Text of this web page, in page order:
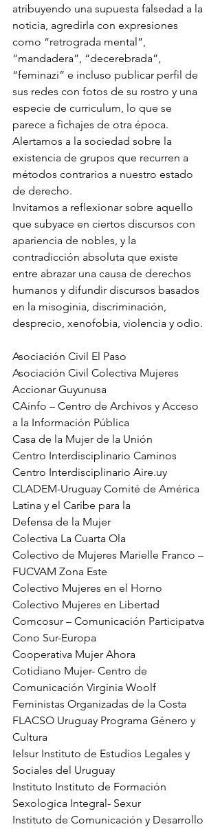
atribuyendo una supuesta falsedad a la
noticia, agredirla con expresiones
como “retrograda mental”,
“mandadera”, “decerebrada”,
“feminazi” e incluso publicar perfil de
sus redes con fotos de su rostro y una
especie de curriculum, lo que se
parece a fichajes de otra época.
Alertamos a la sociedad sobre la
existencia de grupos que recurren a
métodos contrarios a nuestro estado
de derecho.
Invitamos a reflexionar sobre aquello
que subyace en ciertos discursos con
apariencia de nobles, y la
contradicción absoluta que existe
entre abrazar una causa de derechos
humanos y difundir discursos basados
en la misoginia, discriminación,
desprecio, xenofobia, violencia y odio.
Asociación Civil El Paso
Asociación Civil Colectiva Mujeres
Accionar Guyunusa
CAinfo – Centro de Archivos y Acceso
a la Información Pública
Casa de la Mujer de la Unión
Centro Interdisciplinario Caminos
Centro Interdisciplinario Aire.uy
CLADEM-Uruguay Comité de América
Latina y el Caribe para la
Defensa de la Mujer
Colectiva La Cuarta Ola
Colectivo de Mujeres Marielle Franco –
FUCVAM Zona Este
Colectivo Mujeres en el Horno
Colectivo Mujeres en Libertad
Comcosur – Comunicación Participatva
Cono Sur-Europa
Cooperativa Mujer Ahora
Cotidiano Mujer- Centro de
Comunicación Virginia Woolf
Feministas Organizadas de la Costa
FLACSO Uruguay Programa Género y
Cultura
Ielsur Instituto de Estudios Legales y
Sociales del Uruguay
Instituto Instituto de Formación
Sexologica Integral- Sexur
Instituto de Comunicación y Desarrollo